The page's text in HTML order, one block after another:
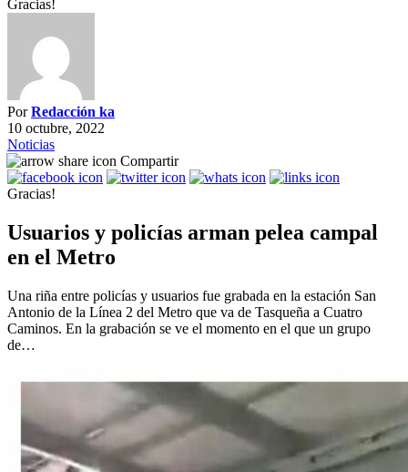
Gracias!
PorRedacción ka
10 octubre, 2022
Noticias
Compartir
Gracias!
Usuarios y policías arman pelea campal
en el Metro
Una riña entre policías y usuarios fue grabada en la estación San
Antonio de la Línea 2 del Metro que va de Tasqueña a Cuatro
Caminos. En la grabación se ve el momento en el que un grupo
de…